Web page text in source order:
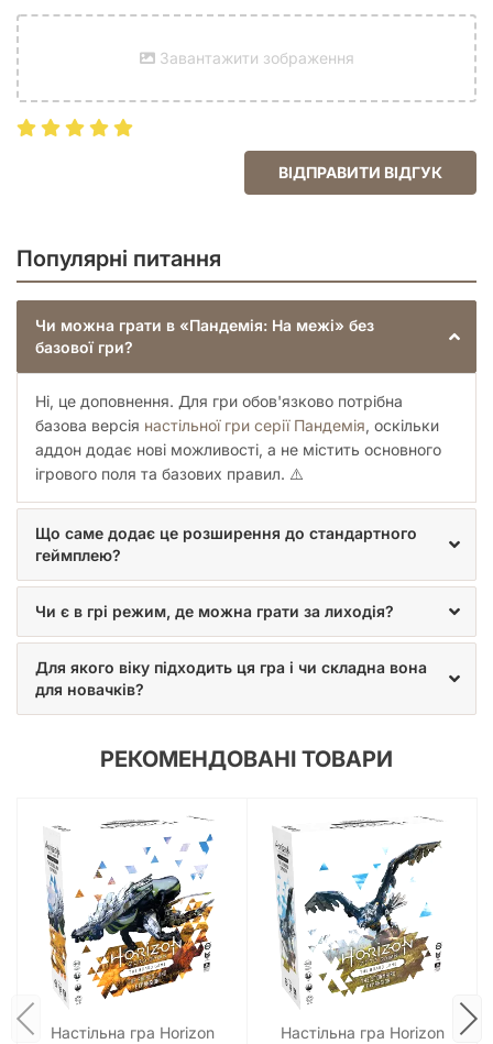
Друковане видання
Ілюстратор
Cappel, Régis Moulun, Tom Thiel
Завантажити зображення
ВІДПРАВИТИ ВІДГУК
Популярні питання
Чи можна грати в «Пандемія: На межі» без
базової гри?
Ні, це доповнення. Для гри обов'язково потрібна
базова версія настільної гри серії Пандемія, оскільки
аддон додає нові можливості, а не містить основного
ігрового поля та базових правил. ⚠️
Що саме додає це розширення до стандартного
геймплею?
Чи є в грі режим, де можна грати за лиходія?
Для якого віку підходить ця гра і чи складна вона
для новачків?
РЕКОМЕНДОВАНІ ТОВАРИ
Настільна гра Horizon
Настільна гра Horizon